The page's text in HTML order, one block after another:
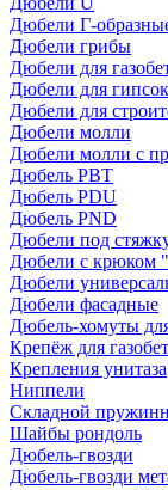
Дюбели Г-
Дюбели грибы
Дюбели для
Дюбели для
Дюбели для
Дюбели молли
Дюбели молли с
Дюбель PBT
Дюбель PDU
Дюбель PND
Дюбели под
Дюбели с крюком
Дюбели
Дюбели фасадные
Дюбель-хомуты
Крепёж для
Крепления унитаза
Ниппели
Складной
Шайбы рондоль
Дюбель-гвозди
Дюбель-гвозди